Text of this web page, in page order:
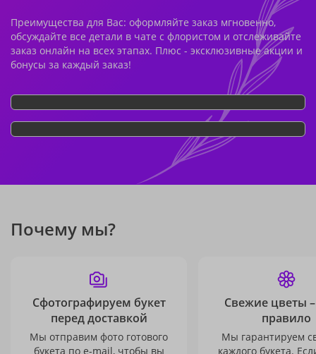
Преимущества для Вас: оформляйте заказ мгновенно,
обсуждайте все детали в чате с флористом и отслеживайте
заказ онлайн на всех этапах. Плюс - эксклюзивные акции и
бонусы за каждый заказ!
Почему мы?
Сфотографируем букет
перед доставкой
Мы отправим фото готового
букета по e-mail, чтобы вы
Свежие цветы
правило
Мы гарантируем
каждого букета.